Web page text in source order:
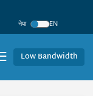
नेपा
EN
Low Bandwidth